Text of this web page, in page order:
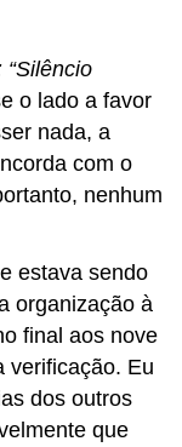
“Silêncio
o lado a favor
nada, a
com o
nenhum
estava sendo
organização à
final aos nove
verificação. Eu
dos outros
que